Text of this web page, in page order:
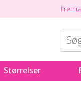
Størrelser